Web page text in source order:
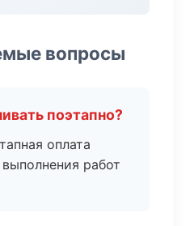
вопросы
поэтапно?
оплата
работ